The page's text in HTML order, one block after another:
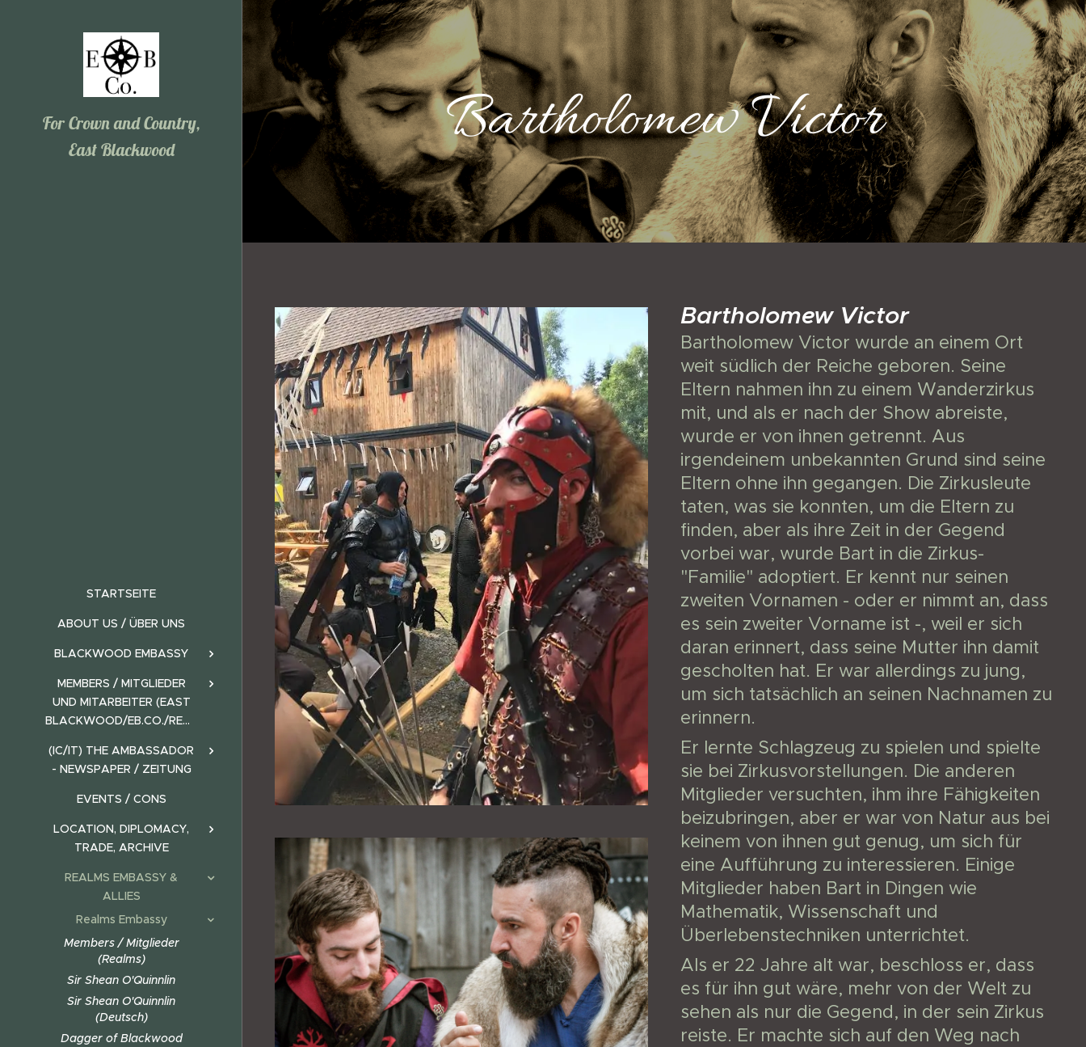
For Crown and Country,
East Blackwood
STARTSEITE
ABOUT US / ÜBER UNS
BLACKWOOD EMBASSY
MEMBERS / MITGLIEDER
UND MITARBEITER (EAST
BLACKWOOD/EB.CO./REALMS)
(IC/IT) THE AMBASSADOR
- NEWSPAPER / ZEITUNG
EVENTS / CONS
LOCATION, DIPLOMACY,
TRADE, ARCHIVE
REALMS EMBASSY &
ALLIES
Realms Embassy
Members / Mitglieder
(Realms)
Sir Shean O'Quinnlin
Sir Shean O'Quinnlin
(Deutsch)
Dagger of Blackwood
Bartholomew Victor
Bartholomew Victor
Bartholomew Victor wurde an einem Ort
weit südlich der Reiche geboren. Seine
Eltern nahmen ihn zu einem Wanderzirkus
mit, und als er nach der Show abreiste,
wurde er von ihnen getrennt. Aus
irgendeinem unbekannten Grund sind seine
Eltern ohne ihn gegangen. Die Zirkusleute
taten, was sie konnten, um die Eltern zu
finden, aber als ihre Zeit in der Gegend
vorbei war, wurde Bart in die Zirkus-
"Familie" adoptiert. Er kennt nur seinen
zweiten Vornamen - oder er nimmt an, dass
es sein zweiter Vorname ist -, weil er sich
daran erinnert, dass seine Mutter ihn damit
gescholten hat. Er war allerdings zu jung,
um sich tatsächlich an seinen Nachnamen zu
erinnern.
Er lernte Schlagzeug zu spielen und spielte
sie bei Zirkusvorstellungen. Die anderen
Mitglieder versuchten, ihm ihre Fähigkeiten
beizubringen, aber er war von Natur aus bei
keinem von ihnen gut genug, um sich für
eine Aufführung zu interessieren. Einige
Mitglieder haben Bart in Dingen wie
Mathematik, Wissenschaft und
Überlebenstechniken unterrichtet.
Als er 22 Jahre alt war, beschloss er, dass
es für ihn gut wäre, mehr von der Welt zu
sehen als nur die Gegend, in der sein Zirkus
reiste. Er machte sich auf den Weg nach